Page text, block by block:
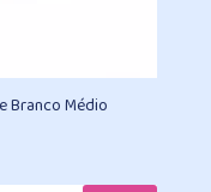
Branco Médio